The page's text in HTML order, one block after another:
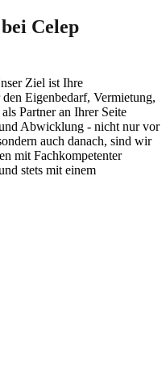
Celep
Ziel ist Ihre
Eigenbedarf, Vermietung,
Partner an Ihrer Seite
Abwicklung - nicht nur vor
auch danach, sind wir
mit Fachkompetenter
stets mit einem